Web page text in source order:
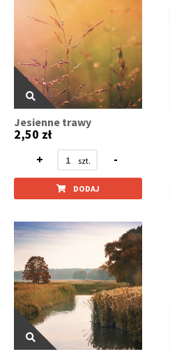
Jesienne trawy
2,50 zł
+
-
DODAJ